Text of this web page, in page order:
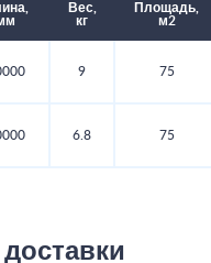
Вес,
кг
Площадь,
м2
9 75
6.8 75